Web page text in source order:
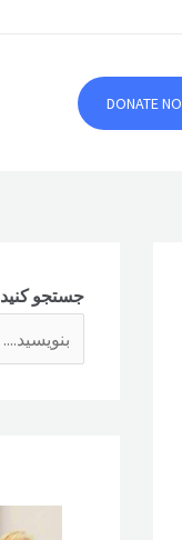
DONATE
جستجو کنید